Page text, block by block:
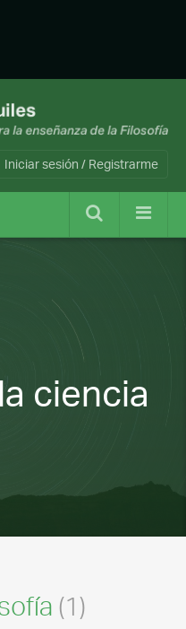
Iniciar sesión / Registrarme
ciencia
(1)